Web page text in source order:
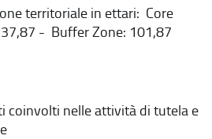
territoriale in ettari: Core
- Buffer Zone: 101,87
coinvolti nelle attività di tutela e